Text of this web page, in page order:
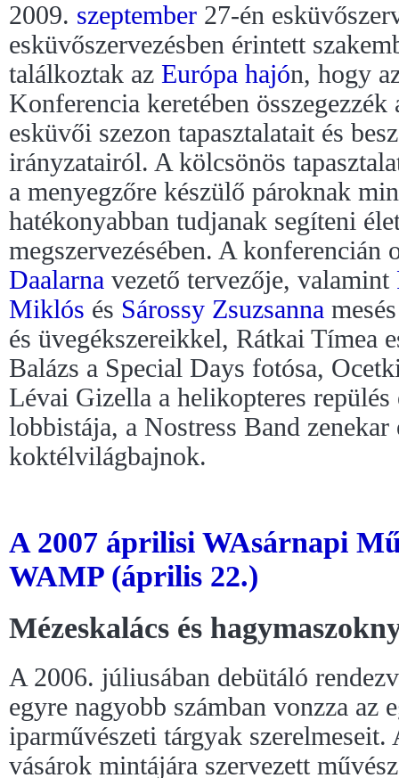
2009. szeptember 27-én
esküvőszervezésben érintett
találkoztak az Európa hajón, hogy
Konferencia keretében összegezzék
esküvői szezon tapasztalatait és
irányzatairól. A kölcsönös
a menyegzőre készülő pároknak
hatékonyabban tudjanak segíteni
megszervezésében. A
Daalarna vezető tervezője, valamint
Miklós és Sárossy Zsuzsanna
és üvegékszereikkel, Rátkai Tímea
Balázs a Special Days fotósa,
Lévai Gizella a helikopteres repülés
lobbistája, a Nostress Band zenekar
koktélvilágbajnok.
A 2007 áprilisi WAsárnapi
WAMP (április 22.)
Mézeskalács és
A 2006. júliusában debütáló
egyre nagyobb számban vonzza az
iparművészeti tárgyak
vásárok mintájára szervezett